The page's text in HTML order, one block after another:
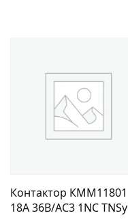
Контактор КММ11801
18А 36В/АС3 1NC TNSy